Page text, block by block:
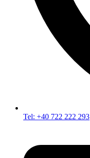
Tel: +40 722 222 293